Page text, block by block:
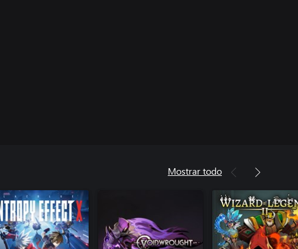
Mostrar todo